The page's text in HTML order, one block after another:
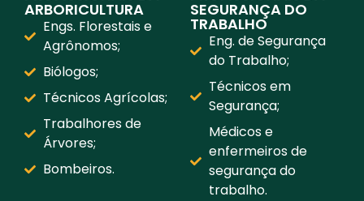
ARBORICULTURA
Engs. Florestais e
Agrônomos;
Biólogos;
Técnicos Agrícolas;
Trabalhores de
Árvores;
Bombeiros.
SEGURANÇA DO
TRABALHO
Eng. de Segurança
do Trabalho;
Técnicos em
Segurança;
Médicos e
enfermeiros de
segurança do
trabalho.